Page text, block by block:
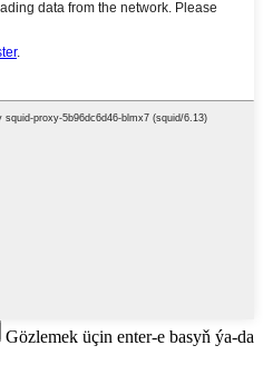
Gözlemek üçin enter-e basyň ýa-da